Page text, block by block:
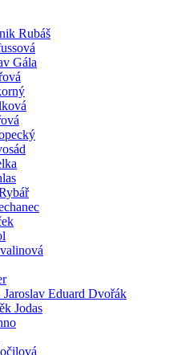
Rubáš
Gála
Eduard Dvořák
Jodas